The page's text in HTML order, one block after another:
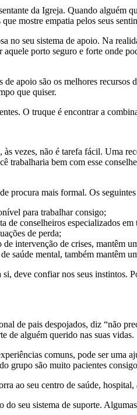
da Igreja. Quando alguém
mostre empatia pelos seus
no seu sistema de apoio. Na
porto seguro e forte onde
apoio são os melhores
que quiser.
O truque é encontrar a
vezes, não é tarefa fácil. Uma
trabalharia bem com esse
procura mais formal. Os
para trabalhar consigo;
de conselheiros especializados em
de perda;
intervenção de crises, mantêm
saúde mental, também mantêm
deve confiar nos seus instintos.
de pais despojados, diz “não
de alguém querido nas suas vidas.
comuns, pode ser
grupo são muito pacientes
ao seu centro de saúde,
seu sistema de suporte.